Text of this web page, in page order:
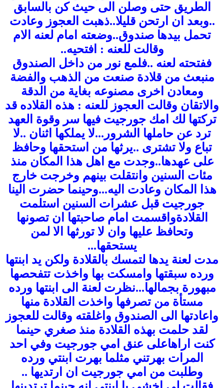
الطريق حتى وصلن الى حيث كن بالسابق
..وبعد ان ارتحن قليلا..ذهبت العجوز وعادت
تحمل بيدها صندوق..وضعته امام لعنه الام
وقالت للعنه : افتحيه..
ففتحته لعنه ..فلمع نور من داخل الصندوق
منبعث من قلادة صنعت من الذهب والفضة
ومعادن اخرى مصنوعه بغاية من الدقة
والاتقان وقالت العجوز للعنه : هذه القلاده قد
تركتها لك امك جورجيت فيها سر وقوة العهد
ترد عن حاملها الشرور...لا يملكها اثنان ..لا
تباع ولا تشترى ..يرثها من استحقها وحافظ
على عهدها..وجدت مع اهل هذا المكان منذ
مئات السنين وانتقلت بينهم وخرجت خارج
هذا المكان وعادت اليه...وحينما حضرت الينا
جورجيت قبل عشرات السنين استلمت
القلادةواقسمت امام صاحبتها ان تصونها
وتحافظ عليها وان لا تورثها الا لمن
يستحقها...
مدت لعنة يدها لتمسك بالقلادة ولكن يد ابنتها
ورده سبقتها وامسكت بها واخذت تتفحصها
مبهورة بجمالها...نظرت لعنة الى ابنتها ورده
مستأة من تصرفها واخذت القلادة منها
واعادتها الى الصندوق واغلقته وقالت للعجوز
لقد حلمت بهذه القلادة منذ صغري حينما
كنت اراهاعلى عنق امي جورجيت وفي احد
المرات بهرتني مثلما بهرت ابنتي ورده
وطلبت من امي جورجيت ان ارتديها ..